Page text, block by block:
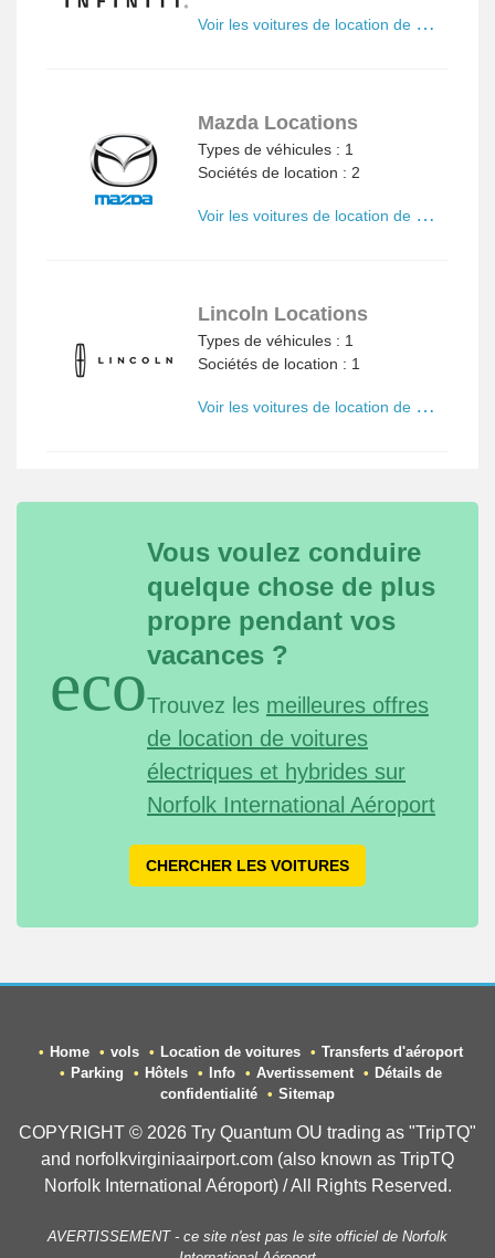
V
oir les voitures de location de Infiniti
Mazda Locations
Types de véhicules : 1
Sociétés de location : 2
V
oir les voitures de location de Mazda
Lincoln Locations
Types de véhicules : 1
Sociétés de location : 1
V
oir les voitures de location de Lincoln
eco
Vous voulez conduire
quelque chose de plus
propre pendant vos
vacances ?
Trouvez les meilleures offres
de location de voitures
électriques et hybrides sur
Norfolk International Aéroport
CHERCHER LES VOITURES
Home vols Location de voitures
Transferts d'aéroport
Parking
Hôtels Info Avertissement
Détails de
confidentialité
Sitemap
COPYRIGHT © 2026 Try Quantum OU trading as "TripTQ"
and norfolkvirginiaairport.com (also known as TripTQ
Norfolk International Aéroport) / All Rights Reserved.
AVERTISSEMENT - ce site n'est pas le site officiel de Norfolk